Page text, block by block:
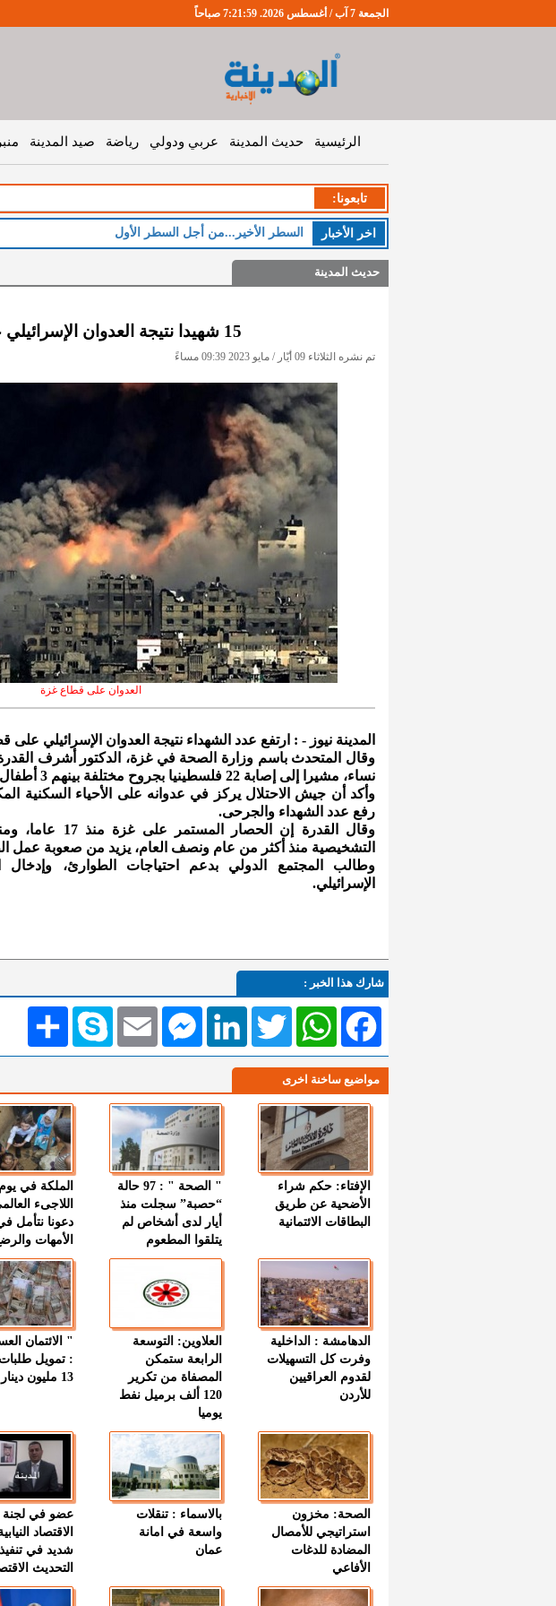
الجمعة 7 آب / أغسطس 2026. 7:22:0 صباحاً
الرئيسية حديث المدينة عربي ودولي رياضة صيد المدينة
تابعونا:
اخر اﻷخبار
حديث المدينة
15 شهيدا نتيجة العدوان الإسرائيلي على غزة
تم نشره الثلاثاء 09 أيّار / مايو 2023 09:39 مساءً
العدوان على قطاع غزة
المدينة نيوز - : ارتفع عدد الشهداء نتيجة العدوان الإسرائيلي على قطاع
نساء، مشيرا إلى إصابة 22 فلسطينيا بجروح مختلفة بينهم 3 أطفال و7 سيدات.
وأكد أن جيش الاحتلال يركز في عدوانه على الأحياء السكنية
رفع عدد الشهداء والجرحى.
وقال القدرة إن
التشخيصية منذ أكثر من عام ونصف العام، يزيد من صعوبة عمل
وطالب المجتمع الدولي بدعم احتياجات الطوارئ، وإدخال
الإسرائيلي.
شارك هذا الخبر :
انشر Skype EmailMessengerLinkedIn TwitterWhatsAppFacebook
مواضيع ساخنة اخرى
الإفتاء: حكم شراء
الأضحية عن طريق
البطاقات الائتمانية
" الصحة " : 97 حالة
“حصبة” سجلت منذ
أيار لدى أشخاص لم
يتلقوا المطعوم
الملكة في يوم
اللاجىء
دعونا نتأمل
الأمهات
الدهامشة : الداخلية
وفرت كل التسهيلات
لقدوم العراقيين
للأردن
العلاوين: التوسعة
الرابعة ستمكن
المصفاة من تكرير
120 ألف برميل نفط
يوميا
" الائتمان
: تمويل
13 مليون دينار
الصحة: مخزون
استراتيجي للأمصال
المضادة للدغات
الأفاعي
بالاسماء : تنقلات
واسعة في امانة
عمان
عضو في لجنة
الاقتصاد
شديد في
التحديث